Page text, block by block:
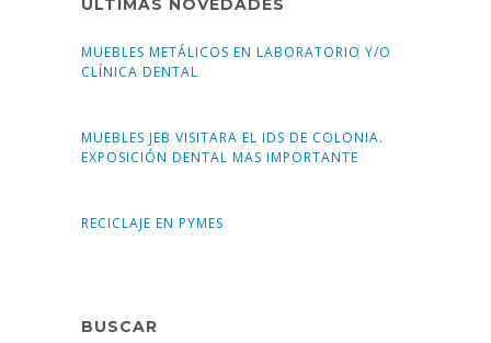
ÚLTIMAS NOVEDADES
MUEBLES METÁLICOS EN LABORATORIO Y/O
CLÍNICA DENTAL
MUEBLES JEB VISITARA EL IDS DE COLONIA.
EXPOSICIÓN DENTAL MAS IMPORTANTE
RECICLAJE EN PYMES
BUSCAR